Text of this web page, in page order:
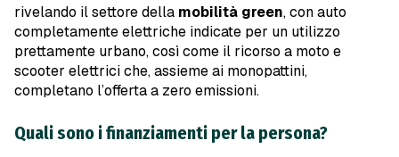
rivelando il settore della mobilità green, con auto
completamente elettriche indicate per un utilizzo
prettamente urbano, così come il ricorso a moto e
scooter elettrici che, assieme ai monopattini,
completano l’offerta a zero emissioni.
Quali sono i finanziamenti per la persona?